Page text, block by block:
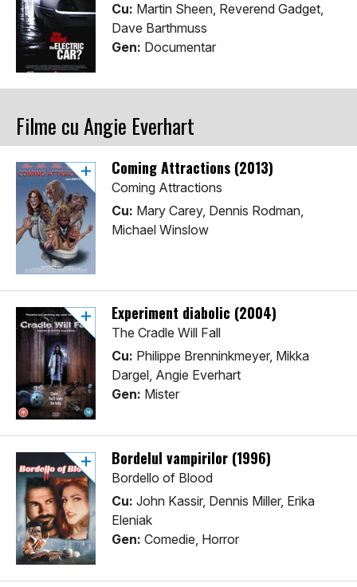
Cu: Martin Sheen, Reverend Gadget,
Dave Barthmuss
Gen: Documentar
Filme cu Angie Everhart
Coming Attractions (2013)
Coming Attractions
Cu: Mary Carey, Dennis Rodman,
Michael Winslow
Experiment diabolic (2004)
The Cradle Will Fall
Cu: Philippe Brenninkmeyer, Mikka
Dargel, Angie Everhart
Gen: Mister
Bordelul vampirilor (1996)
Bordello of Blood
Cu: John Kassir, Dennis Miller, Erika
Eleniak
Gen: Comedie, Horror